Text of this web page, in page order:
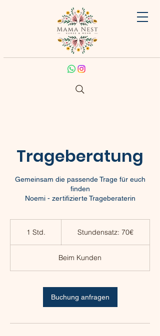
Trageberatung
Gemeinsam die passende Trage für euch
finden
Noemi - zertifizierte Trageberaterin
1 Std. Stundensatz: 70€
Beim Kunden
Buchung anfragen